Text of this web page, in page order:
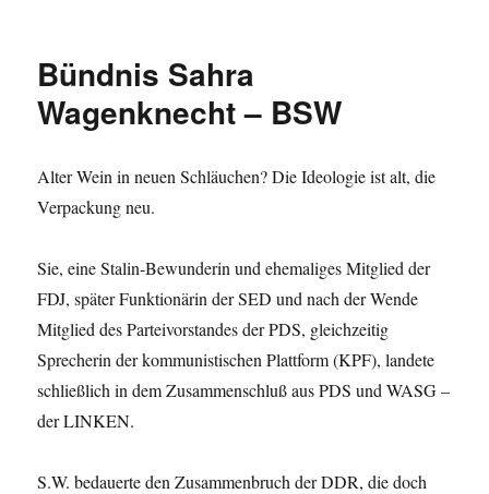
Bündnis Sahra
Wagenknecht – BSW
Alter Wein in neuen Schläuchen? Die Ideologie ist alt, die
Verpackung neu.
Sie, eine Stalin-Bewunderin und ehemaliges Mitglied der
FDJ, später Funktionärin der SED und nach der Wende
Mitglied des Parteivorstandes der PDS, gleichzeitig
Sprecherin der kommunistischen Plattform (KPF), landete
schließlich in dem Zusammenschluß aus PDS und WASG –
der LINKEN.
S.W. bedauerte den Zusammenbruch der DDR, die doch